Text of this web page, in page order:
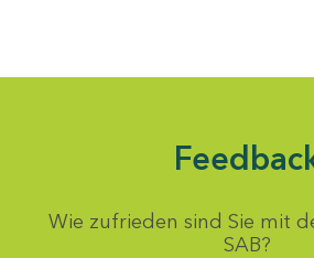
Wie zufrieden sind Sie mit
SAB?